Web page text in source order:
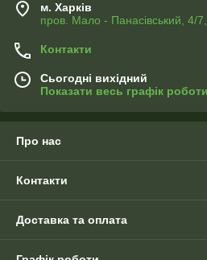
м. Харків
пров. Мало - Панасівський, 4/7,
Контакти
Сьогодні вихідний
Показати весь графік роботи
Про нас
Контакти
Доставка та оплата